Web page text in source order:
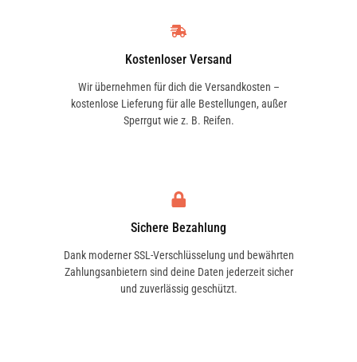
Kostenloser Versand
Wir übernehmen für dich die Versandkosten –
kostenlose Lieferung für alle Bestellungen, außer
Sperrgut wie z. B. Reifen.
Sichere Bezahlung
Dank moderner SSL-Verschlüsselung und bewährten
Zahlungsanbietern sind deine Daten jederzeit sicher
und zuverlässig geschützt.